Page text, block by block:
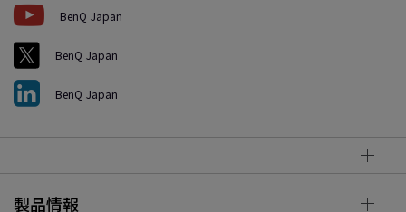
BenQ Japan
BenQ Japan
BenQ Japan
製品情報